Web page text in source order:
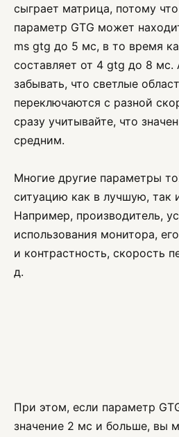
сыграет матрица, потому
параметр GTG может
ms gtg до 5 мс, в то время
составляет от 4 gtg до 8 мс.
забывать, что светлые
переключаются с разной
сразу учитывайте, что
средним.
Многие другие параметры
ситуацию как в лучшую, так
Например, производитель,
использования монитора,
и контрастность, скорость
д.
При этом, если параметр
значение 2 мс и больше, вы